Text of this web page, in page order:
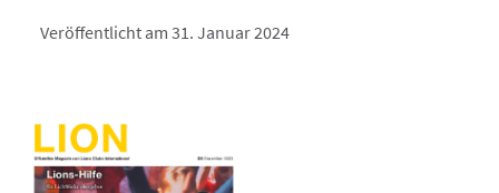
Veröffentlicht am 31. Januar 2024